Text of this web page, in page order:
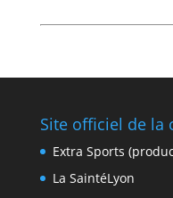
Site officiel de la
Extra Sports
La SaintéLyon